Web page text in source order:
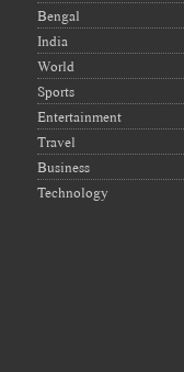
Bengal
India
World
Sports
Entertainment
Travel
Business
Technology